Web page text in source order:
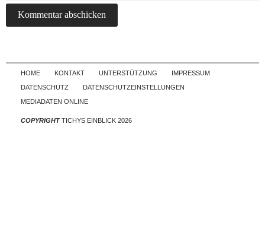
Skip to content
HOME KONTAKT UNTERSTÜTZUNG
IMPRESSUM
DATENSCHUTZ
DATENSCHUTZEINSTELLUNGEN
MEDIADATEN ONLINE
COPYRIGHTTICHYS EINBLICK 2026